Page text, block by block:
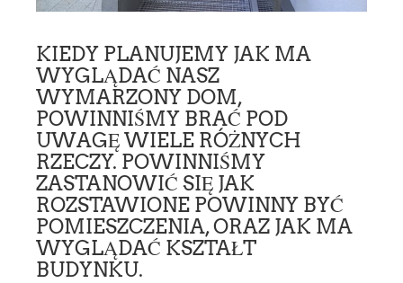
KIEDY PLANUJEMY JAK MA
WYGLĄDAĆ NASZ
WYMARZONY DOM,
POWINNIŚMY BRAĆ POD
UWAGĘ WIELE RÓŻNYCH
RZECZY. POWINNIŚMY
ZASTANOWIĆ SIĘ JAK
ROZSTAWIONE POWINNY BYĆ
POMIESZCZENIA, ORAZ JAK MA
WYGLĄDAĆ KSZTAŁT
BUDYNKU.